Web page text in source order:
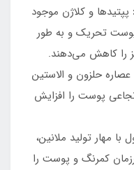
پپتیدها و کلاژن موجود
پوست تحریک و به طور
را کاهش می‌دهند.
عصاره حلزون و الاستین
پوست را افزایش
مهار تولید ملانین،
کمرنگ و پوست را